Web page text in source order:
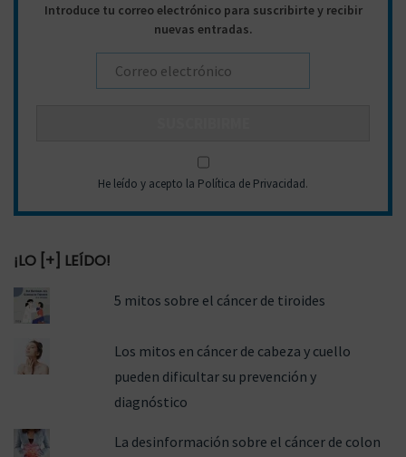
Introduce tu correo electrónico para suscribirte y recibir
nuevas entradas.
He leído y acepto la Política de Privacidad.
¡LO [+] LEÍDO!
5 mitos sobre el cáncer de tiroides
Los mitos en cáncer de cabeza y cuello
pueden dificultar su prevención y
diagnóstico
La desinformación sobre el cáncer de colon